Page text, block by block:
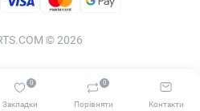
Закладки
0
Порівняти
0
Контакти
© 2026